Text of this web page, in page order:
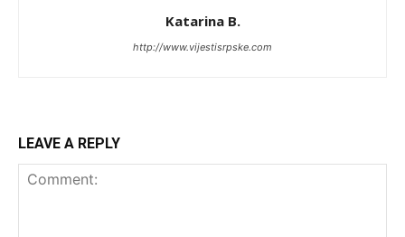
Katarina B.
http://www.vijestisrpske.com
LEAVE A REPLY